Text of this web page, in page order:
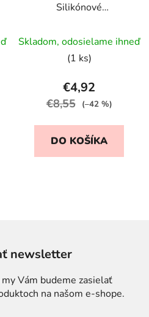
Silikónové
ružová
Skladom, odosielame ihneď
(1 ks)
€4,92
€8,55 (–42 %)
DO KOŠÍKA
newsletter
Vám budeme zasielať
na našom e-shope.